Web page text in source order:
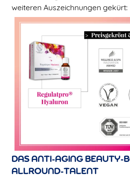
weiteren Auszeichnungen gekürt:
DAS ANTI-AGING BEAUTY-
ALLROUND-TALENT